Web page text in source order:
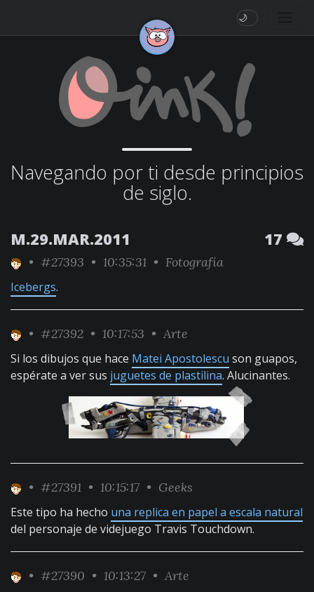
🌙
Navegando por ti desde principios
de siglo.
M.29.MAR.2011 17
• #27393 • 10:35:31 • Fotografía
Icebergs.
• #27392 • 10:17:53 • Arte
Si los dibujos que hace Matei Apostolescu son guapos,
espérate a ver sus juguetes de plastilina. Alucinantes.
• #27391 • 10:15:17 • Geeks
Este tipo ha hecho una replica en papel a escala natural
del personaje de videjuego Travis Touchdown.
• #27390 • 10:13:27 • Arte